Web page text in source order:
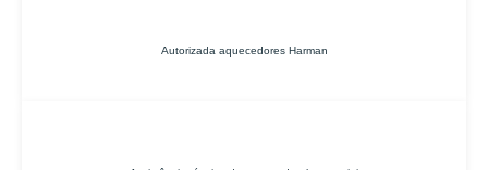
Autorizada aquecedores Harman